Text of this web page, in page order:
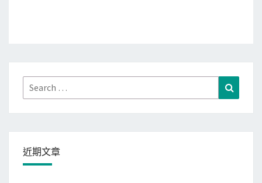
Search
for:
近期文章